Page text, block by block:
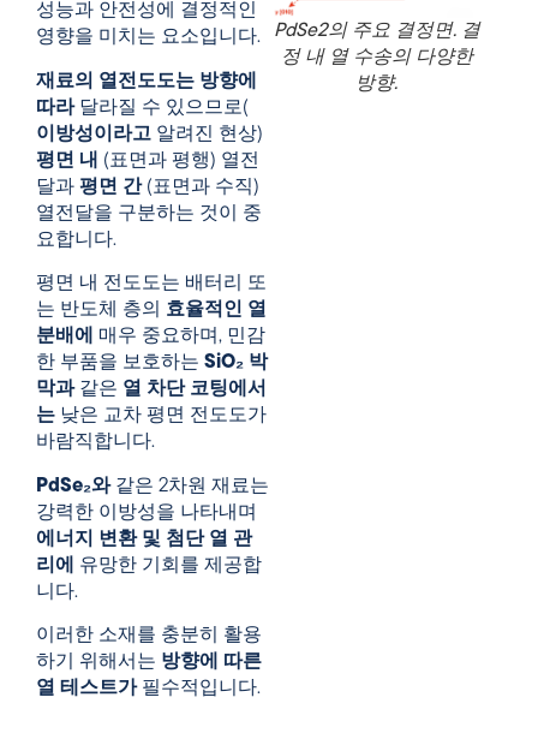
성능과 안전성에 결정적인
영향을 미치는 요소입니다.
재료의 열전도도는 방향에
따라달라질 수 있으므로(
이방성이라고 알려진 현상)
평면 내 (표면과 평행) 열전
달과 평면 간(표면과 수직)
열전달을 구분하는 것이 중
요합니다.
평면 내 전도도는 배터리 또
는 반도체 층의 효율적인 열
분배에
매우 중요하며, 민감
한 부품을 보호하는 SiO₂ 박
막과같은 열 차단 코팅에서
는 낮은 교차 평면 전도도가
바람직합니다.
PdSe₂와같은 2차원 재료는
강력한 이방성을 나타내며
에너지 변환 및 첨단 열 관
리에
유망한 기회를 제공합
니다.
이러한 소재를 충분히 활용
하기 위해서는 방향에 따른
열 테스트가필수적입니다.
PdSe2의 주요 결정면. 결
정 내 열 수송의 다양한
방향.